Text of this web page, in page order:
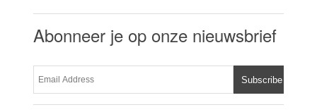
Abonneer je op onze nieuwsbrief